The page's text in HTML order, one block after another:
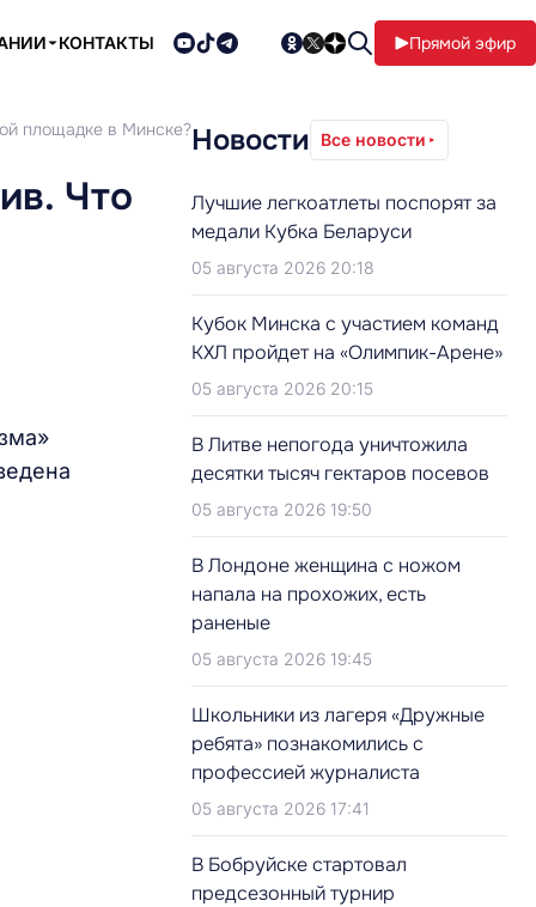
КОНТАКТЫ Прямой эфир
площадке в Минске?
Что
Новости Все новости
Лучшие легкоатлеты поспорят за
медали Кубка Беларуси
05 августа 2026 20:18
Кубок Минска с участием команд
КХЛ пройдет на «Олимпик-Арене»
05 августа 2026 20:15
В Литве непогода уничтожила
десятки тысяч гектаров посевов
05 августа 2026 19:50
В Лондоне женщина с ножом
напала на прохожих, есть
раненые
05 августа 2026 19:45
Школьники из лагеря «Дружные
ребята» познакомились с
профессией журналиста
05 августа 2026 17:41
В Бобруйске стартовал
предсезонный турнир